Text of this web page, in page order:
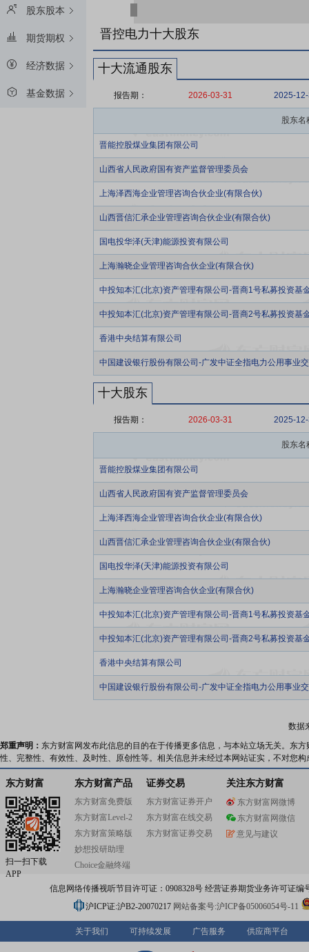
股东股本
期货期权
经济数据
基金数据
晋控电力十大股东
十大流通股东
报告期： 2026-03-31 2025-
股东名
晋能控股煤业集团有限公司
山西省人民政府国有资产监督管理委员会
上海泽西海企业管理咨询合伙企业(有限合伙)
山西晋信汇承企业管理咨询合伙企业(有限合伙)
国电投华泽(天津)能源投资有限公司
上海瀚晓企业管理咨询合伙企业(有限合伙)
中投知本汇(北京)资产管理有限公司-晋商1号私募投资基
中投知本汇(北京)资产管理有限公司-晋商2号私募投资基
香港中央结算有限公司
中国建设银行股份有限公司-广发中证全指电力公用事业
十大股东
报告期： 2026-03-31 2025-
股东名
晋能控股煤业集团有限公司
山西省人民政府国有资产监督管理委员会
上海泽西海企业管理咨询合伙企业(有限合伙)
山西晋信汇承企业管理咨询合伙企业(有限合伙)
国电投华泽(天津)能源投资有限公司
上海瀚晓企业管理咨询合伙企业(有限合伙)
中投知本汇(北京)资产管理有限公司-晋商1号私募投资基
中投知本汇(北京)资产管理有限公司-晋商2号私募投资基
香港中央结算有限公司
中国建设银行股份有限公司-广发中证全指电力公用事业
数据
郑重声明： 东方财富网发布此信息的目的在于传播更多信息，与本站立场无关。东
性、完整性、有效性、及时性、原创性等。相关信息并未经过本网站证实，不对您
东方财富
扫一扫下载
APP
东方财富产品
东方财富免费版
东方财富Level-2
东方财富策略版
妙想投研助理
Choice金融终端
证券交易
东方财富证券开户
东方财富在线交易
东方财富证券交易
关注东方财富
东方财富网微博
东方财富网微信
意见与建议
信息网络传播视听节目许可证：0908328号 经营证券期货业务许可证编
沪ICP证:沪B2-20070217 网站备案号:沪ICP备05006054号-11
关于我们 可持续发展 广告服务 供应商平台